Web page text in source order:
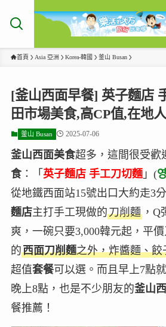
首頁 Asia 亞洲 Korea-韓國 釜山 Busan
[釜山西面早餐] 英子麵店
田市場美食,高CP值,在地
釜山 Busan 2025-07-06
釜山西面美食超多，這間很受歡
食：「 英子麵店 手工刀切麵」(
從地鐵西面站15號出口大約走3
麵店主打手工現做的刀削麵，Q
爽，一碗只要3,000韓元起，平
的西面刀削麵之外，炸醬麵、餃
超值套餐可以選。而且早上7點
晚上8點，也是不少朋友的釜山
餐推薦！